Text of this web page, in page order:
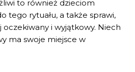
to również dzieciom
tego rytuału, a także sprawi,
i wyjątkowy. Niech
ma swoje miejsce w